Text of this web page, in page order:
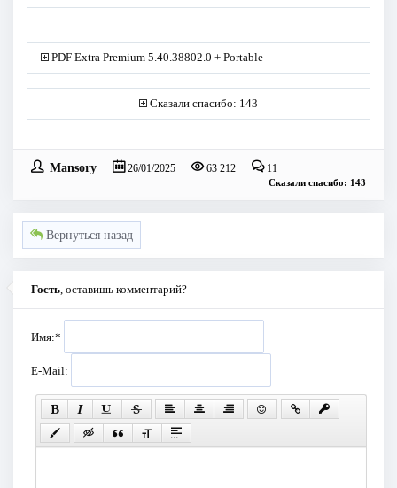
PDF Extra Premium 5.40.38802.0 + Portable
Сказали спасибо: 143
Mansory 26/01/2025 63 212 11
Сказали спасибо: 143
Вернуться назад
Гость , оставишь комментарий?
Имя:*
E-Mail: